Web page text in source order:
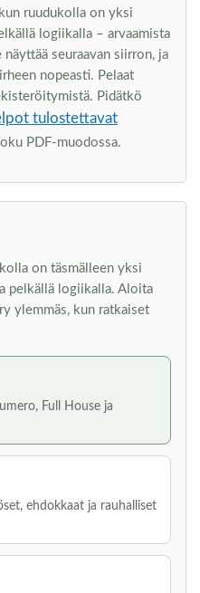
ruudukolla on yksi
logiikalla – arvaamista
seuraavan siirron, ja
nopeasti. Pelaat
Pidätkö
tulostettavat
PDF-muodossa.
on täsmälleen yksi
pelkällä logiikalla. Aloita
ylemmäs, kun ratkaiset
Full House ja
ehdokkaat ja rauhalliset